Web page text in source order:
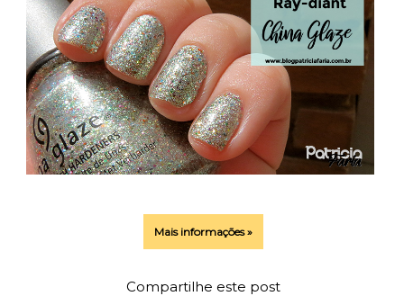
Mais informações »
Compartilhe este post